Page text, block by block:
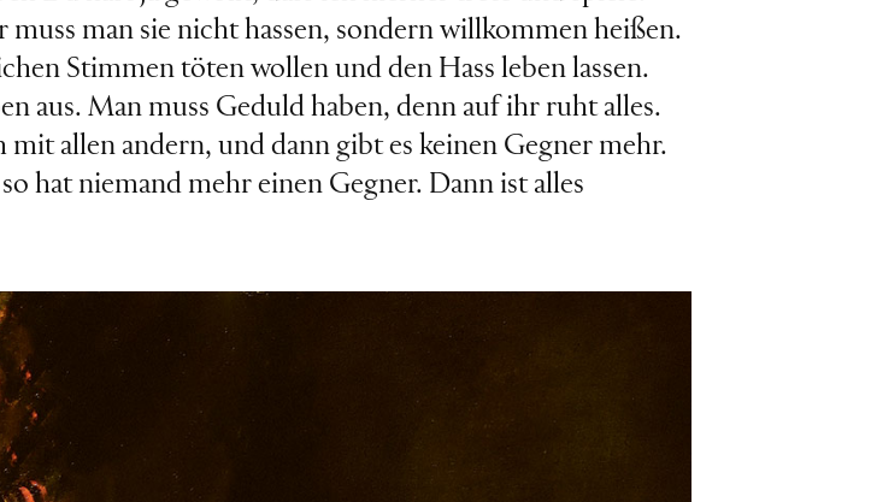
man sie nicht hassen, sondern willkommen heißen.
Stimmen töten wollen und den Hass leben lassen.
aus. Man muss Geduld haben, denn auf ihr ruht alles.
allen andern, und dann gibt es keinen Gegner mehr.
hat niemand mehr einen Gegner. Dann ist alles